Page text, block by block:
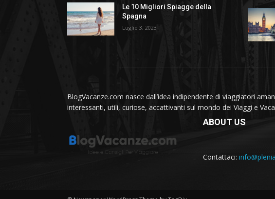
Le 10 Migliori Spiagge della
Spagna
Luglio 3, 2023
BlogVacanze.com nasce dall’idea indipendente di viaggiatori
interessanti, utili, curiose, accattivanti sul mondo dei Viaggi e
ABOUT US
Contattaci: